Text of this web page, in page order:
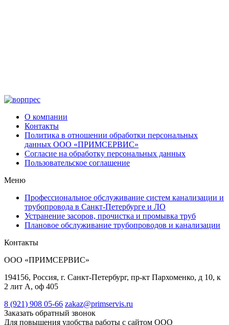
О компании
Контакты
Политика в отношении обработки персональных
данных ООО «ПРИМСЕРВИС»
Согласие на обработку персональных данных
Пользовательское соглашение
Меню
Профессиональное обслуживание систем канализации и
трубопровода в Санкт-Петербурге и ЛО
Устранение засоров, прочистка и промывка труб
Плановое обслуживание трубопроводов и канализации
Контакты
ООО «ПРИМСЕРВИС»
194156, Россия, г. Санкт-Петербург, пр-кт Пархоменко, д 10, к
2 лит А, оф 405
8 (921) 908 05-66 zakaz@primservis.ru
Заказать обратный звонок
Для повышения удобства работы с сайтом ООО